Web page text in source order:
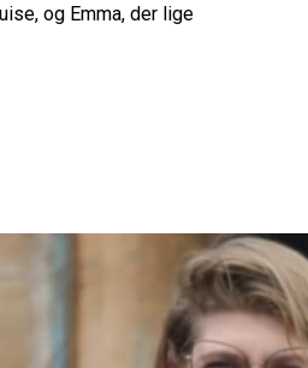
og Emma, der lige